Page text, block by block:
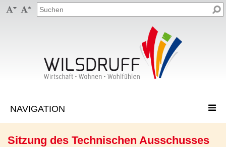
 
Sitzung des Technischen Ausschusses